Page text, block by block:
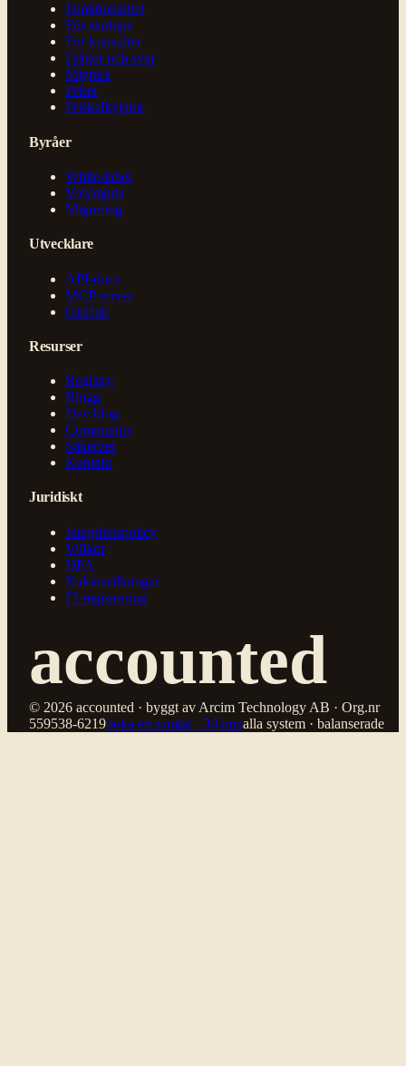
Funktionalitet
För startups
För konsulter
Frågor och svar
Migrera
Priser
Priskalkylator
Byråer
White-label
Volympris
Migrering
Utvecklare
API-docs
MCP server
GitHub
Resurser
Registry
Blogg
Dev blog
Community
Säkerhet
Kontakt
Juridiskt
Integritetspolicy
Villkor
DPA
Kakinställningar
FI-registrering
accounted
© 2026 accounted · byggt av Arcim Technology AB · Org.nr
559538-6219boka ett samtal · 30 minalla system · balanserade